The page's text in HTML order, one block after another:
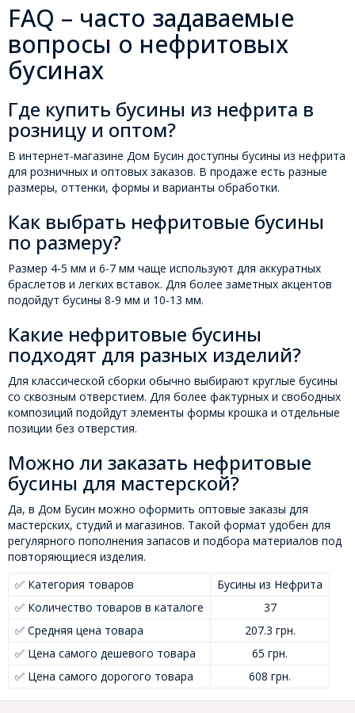
FAQ – часто задаваемые
вопросы о нефритовых
бусинах
Где купить бусины из нефрита в
розницу и оптом?
В интернет-магазине Дом Бусин доступны бусины из нефрита
для розничных и оптовых заказов. В продаже есть разные
размеры, оттенки, формы и варианты обработки.
Как выбрать нефритовые бусины
по размеру?
Размер 4-5 мм и 6-7 мм чаще используют для аккуратных
браслетов и легких вставок. Для более заметных акцентов
подойдут бусины 8-9 мм и 10-13 мм.
Какие нефритовые бусины
подходят для разных изделий?
Для классической сборки обычно выбирают круглые бусины
со сквозным отверстием. Для более фактурных и свободных
композиций подойдут элементы формы крошка и отдельные
позиции без отверстия.
Можно ли заказать нефритовые
бусины для мастерской?
Да, в Дом Бусин можно оформить оптовые заказы для
мастерских, студий и магазинов. Такой формат удобен для
регулярного пополнения запасов и подбора материалов под
повторяющиеся изделия.
✅ Категория товаров
Бусины из Нефрита
✅ Количество товаров в каталоге
37
✅ Средняя цена товара
207.3 грн.
✅ Цена самого дешевого товара
65 грн.
✅ Цена самого дорогого товара
608 грн.